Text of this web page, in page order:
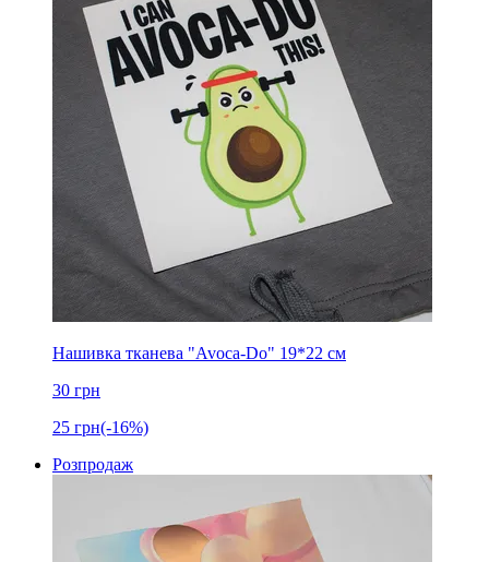
Нашивка тканева "Avoca-Do" 19*22 см
30 грн
25 грн(-16%)
Розпродаж